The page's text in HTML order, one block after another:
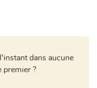
dans aucune
premier ?